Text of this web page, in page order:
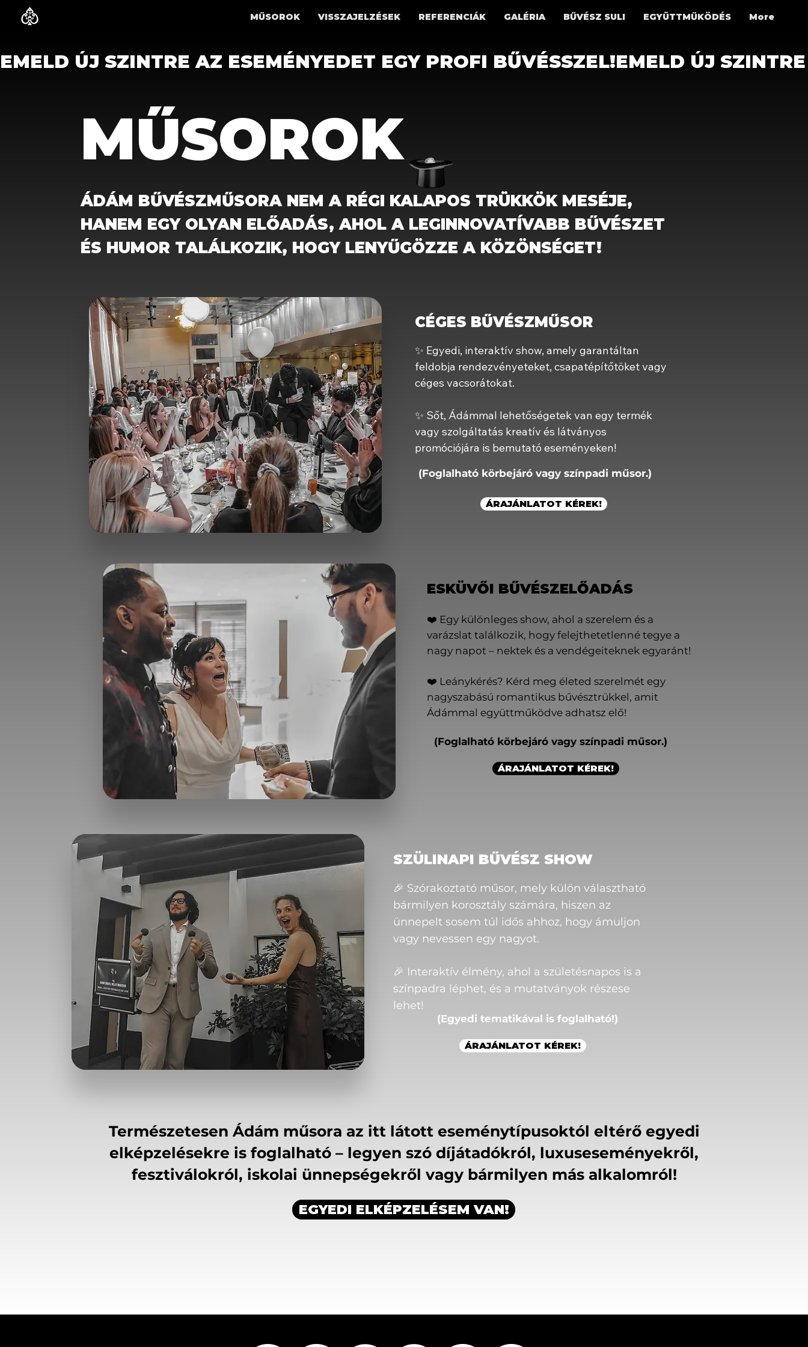
MŰSOROK VISSZAJELZÉSEK REFERENCIÁK GALÉRIA BŰVÉSZ SULI EGYÜTTMŰKÖDÉS More
EMELD ÚJ SZINTRE AZ ESEMÉNYEDET EGY PROFI BŰVÉSSZEL!
MŰSOROK
ÁDÁM BŰVÉSZMŰSORA NEM A RÉGI KALAPOS TRÜKKÖK MESÉJE,
HANEM EGY OLYAN ELŐADÁS, AHOL A LEGINNOVATÍVABB BŰVÉSZET
ÉS HUMOR TALÁLKOZIK, HOGY LENYŰGÖZZE A KÖZÖNSÉGET!
CÉGES BŰVÉSZMŰSOR
✨ Egyedi, interaktív show, amely garantáltan
feldobja rendezvényeteket, csapatépítőtöket vagy
céges vacsorátokat.
✨ Sőt, Ádámmal lehetőségetek van egy termék
vagy szolgáltatás kreatív és látványos
promóciójára is bemutató eseményeken!
(Foglalható körbejáró vagy színpadi műsor.)
ÁRAJÁNLATOT KÉREK!
ESKÜVŐI BŰVÉSZELŐADÁS
❤️ Egy különleges show, ahol a szerelem és a
varázslat találkozik, hogy felejthetetlenné tegye a
nagy napot – nektek és a vendégeiteknek egyaránt!
❤️ Leánykérés? Kérd meg életed szerelmét egy
nagyszabású romantikus bűvésztrükkel, amit
Ádámmal együttműködve adhatsz elő!
(Foglalható körbejáró vagy színpadi műsor.)
ÁRAJÁNLATOT KÉREK!
SZÜLINAPI BŰVÉSZ SHOW
🎉 Szórakoztató műsor, mely külön választható
bármilyen korosztály számára, hiszen az
ünnepelt sosem túl idős ahhoz, hogy ámuljon
vagy nevessen egy nagyot.
🎉 Interaktív élmény, ahol a születésnapos is a
színpadra léphet, és a mutatványok részese
lehet!
(Egyedi tematikával is foglalható!)
ÁRAJÁNLATOT KÉREK!
Természetesen Ádám műsora az itt látott eseménytípusoktól eltérő egyedi
elképzelésekre is foglalható – legyen szó díjátadókról, luxuseseményekről,
fesztiválokról, iskolai ünnepségekről vagy bármilyen más alkalomról!
EGYEDI ELKÉPZELÉSEM VAN!